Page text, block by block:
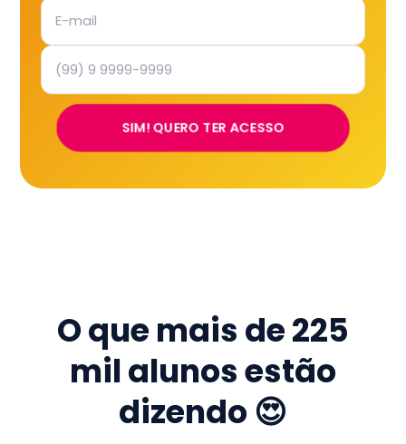
SIM! QUERO TER ACESSO
O que mais de225
mil alunos estão
dizendo 😍